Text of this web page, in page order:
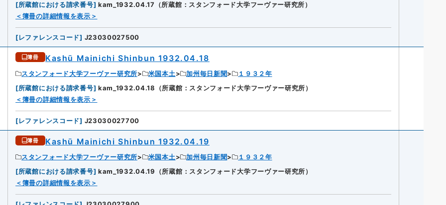
[所蔵館における請求番号] kam_1932.04.17（所蔵館：スタンフォード大学フーヴァー研究所）
＜簿冊の詳細情報を表示＞
[レファレンスコード] J23030027500
簿冊 Kashū Mainichi Shinbun 1932.04.18
スタンフォード大学フーヴァー研究所 米国本土 加州毎日新聞
１９３２年
[所蔵館における請求番号] kam_1932.04.18（所蔵館：スタンフォード大学フーヴァー研究所）
＜簿冊の詳細情報を表示＞
[レファレンスコード] J23030027700
簿冊 Kashū Mainichi Shinbun 1932.04.19
スタンフォード大学フーヴァー研究所 米国本土 加州毎日新聞
１９３２年
[所蔵館における請求番号] kam_1932.04.19（所蔵館：スタンフォード大学フーヴァー研究所）
＜簿冊の詳細情報を表示＞